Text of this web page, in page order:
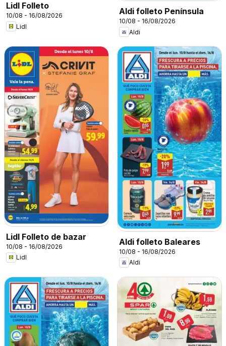
Lidl Folleto
10/08 - 16/08/2026
Lidl
Aldi folleto Península
10/08 - 16/08/2026
Aldi
Lidl Folleto de bazar
10/08 - 16/08/2026
Lidl
Aldi folleto Baleares
10/08 - 16/08/2026
Aldi